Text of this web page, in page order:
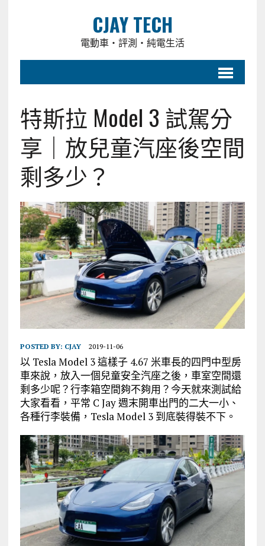
CJAY TECH
電動車・評測・純電生活
特斯拉 Model 3 試駕分
享｜放兒童汽座後空間
剩多少？
POSTED BY: CJAY 2019-11-06
以 Tesla Model 3 這樣子 4.67 米車長的四門中型房
車來說，放入一個兒童安全汽座之後，車室空間還
剩多少呢？行李箱空間夠不夠用？今天就來測試給
大家看看，平常 C Jay 週末開車出門的二大一小、
各種行李裝備，Tesla Model 3 到底裝得裝不下。